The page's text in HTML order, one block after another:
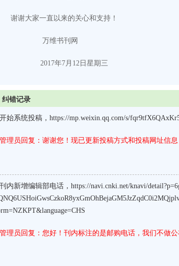
谢谢大家一直以来的关心和支持！
万维书刊网
2017年7月 12 日 星期三
纠错记录
开始系统投稿，https://mp.weixin.qq.com/s/
管理员回复：谢谢您！现已更新投稿方式和投稿网址信息
刊内新增编辑部电话，https://navi.cnki.net/knavi/
管理员回复：您好！刊内标注的是邮购电话，我们不做公